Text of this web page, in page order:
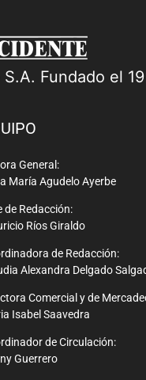
Fundado el
General:
María Agudelo Ayerbe
de Redacción:
Ríos Giraldo
de Redacción:
Alexandra Delgado
Comercial y de
Isabel Saavedra
de Circulación:
Guerrero